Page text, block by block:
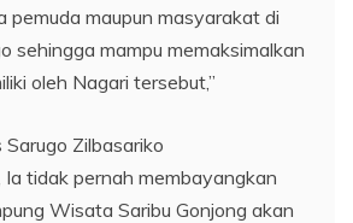
pemuda maupun masyarakat di
sehingga mampu memaksimalkan
oleh Nagari tersebut,”
Zilbasariko
Ia tidak pernah membayangkan
Wisata Saribu Gonjong akan